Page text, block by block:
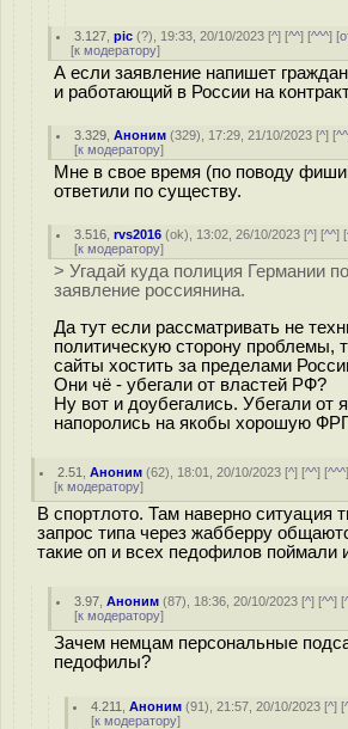
3.127 ,pic (?), 19:33, 20/10/2023 [^] [^^] [^^^] [
[к модератору]
А если заявление напишет
и работающий в России на
3.329 ,Аноним (329), 17:29, 21/10/2023 [^] [^^
[к модератору]
Мне в свое время (по поводу
ответили по существу.
3.516 ,rvs2016 (ok), 13:02, 26/10/2023 [^] [^^] [
[к модератору]
> Угадай куда полиция Германии
заявление россиянина.
Да тут если рассматривать не
политическую сторону проблемы,
сайты хостить за пределами
Они чё - убегали от властей РФ?
Ну вот и доубегались. Убегали от
напоролись на якобы хорошую
2.51 ,Аноним (62), 18:01, 20/10/2023 [^] [^^] [^^^
[к модератору]
В спортлото. Там наверно ситуация
запрос типа через жабберру
такие оп и всех педофилов поймали
3.97 ,Аноним (87), 18:36, 20/10/2023 [^] [^^] [
[к модератору]
Зачем немцам персональные
педофилы?
4.211 ,Аноним (91), 21:57, 20/10/2023 [^] [
[к модератору]